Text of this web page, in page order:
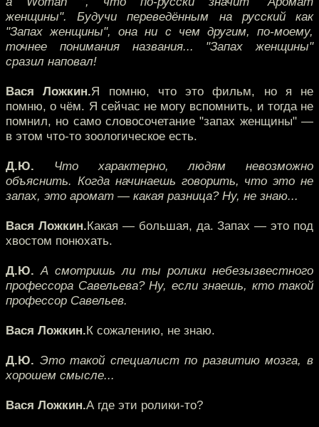
женщины". Будучи переведённым на русский как
"Запах женщины", она ни с чем другим, по-моему,
точнее понимания названия... "Запах женщины"
сразил наповал!
Вася Ложкин.Я помню, что это фильм, но я не
помню, о чём. Я сейчас не могу вспомнить, и тогда не
помнил, но само словосочетание "запах женщины" —
в этом что-то зоологическое есть.
Д.Ю. Что характерно, людям невозможно
объяснить. Когда начинаешь говорить, что это не
запах, это аромат — какая разница? Ну, не знаю...
Вася Ложкин.Какая — большая, да. Запах — это под
хвостом понюхать.
Д.Ю. А смотришь ли ты ролики небезызвестного
профессора Савельева? Ну, если знаешь, кто такой
профессор Савельев.
Вася Ложкин.К сожалению, не знаю.
Д.Ю. Это такой специалист по развитию мозга, в
хорошем смысле...
Вася Ложкин.А где эти ролики-то?